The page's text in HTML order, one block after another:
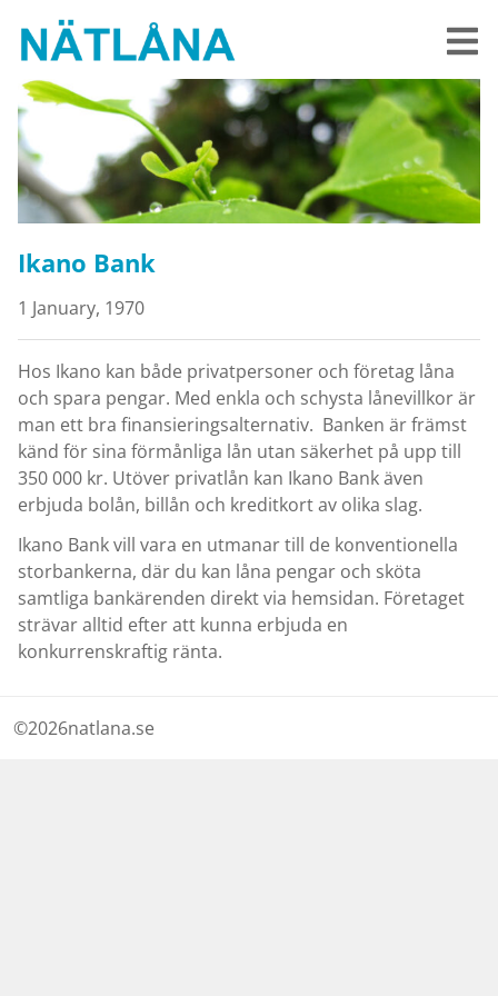
Ikano Bank
1 January, 1970
Hos Ikano kan både privatpersoner och företag låna
och spara pengar. Med enkla och schysta lånevillkor är
man ett bra finansieringsalternativ. Banken är främst
känd för sina förmånliga lån utan säkerhet på upp till
350 000 kr. Utöver privatlån kan Ikano Bank även
erbjuda bolån, billån och kreditkort av olika slag.
Ikano Bank vill vara en utmanar till de konventionella
storbankerna, där du kan låna pengar och sköta
samtliga bankärenden direkt via hemsidan. Företaget
strävar alltid efter att kunna erbjuda en
konkurrenskraftig ränta.
©2026natlana.se